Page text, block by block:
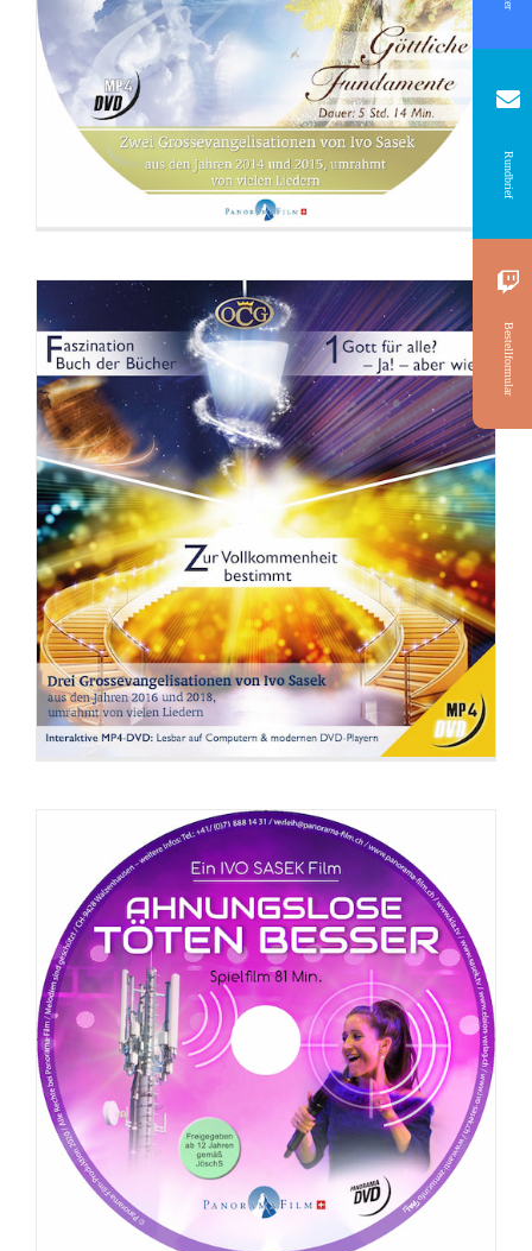
DVD: 3 Evangelisationstreffen
DVD: Ahnungslose töten besser
DVD: Beziehung zu Gott = Beziehung
untereinander
Rundbrief
Bestellformular